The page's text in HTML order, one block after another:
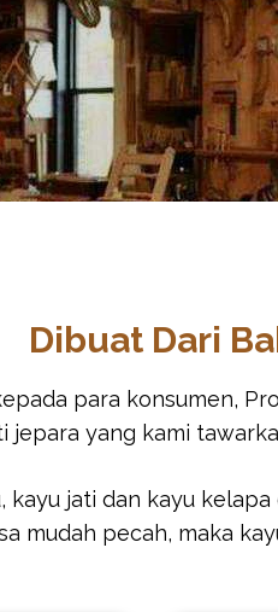
Dibuat Dari
para konsumen,
jepara yang kami
kayu jati dan kayu
mudah pecah, maka